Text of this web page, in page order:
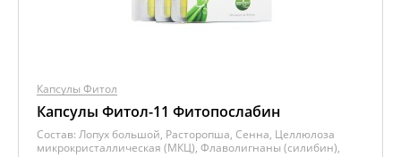
Капсулы Фитол
Капсулы Фитол-11 Фитопослабин
Состав: Лопух большой, Расторопша, Сенна, Целлюлоза
микрокристаллическая (МКЦ), Флаволигнаны (силибин),